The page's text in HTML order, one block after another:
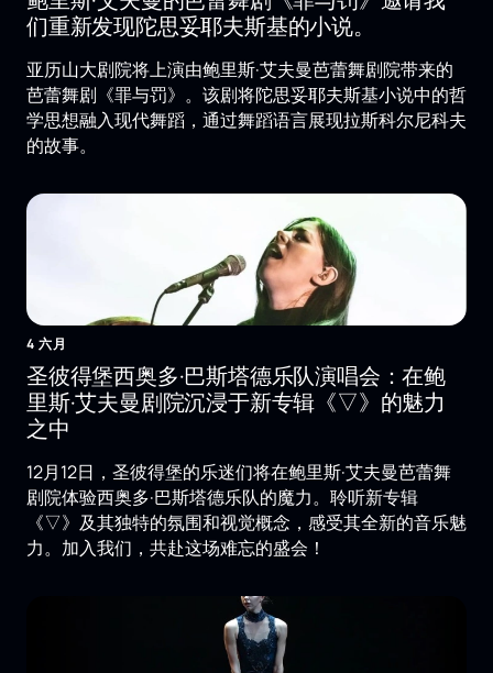
们重新发现陀思妥耶夫斯基的小说。
亚历山大剧院将上演由鲍里斯·艾夫曼芭蕾舞剧院带来的
芭蕾舞剧《罪与罚》。该剧将陀思妥耶夫斯基小说中的哲
学思想融入现代舞蹈，通过舞蹈语言展现拉斯科尔尼科夫
的故事。
4 六月
圣彼得堡西奥多·巴斯塔德乐队演唱会：在鲍
里斯·艾夫曼剧院沉浸于新专辑《▽》的魅力
之中
12月12日，圣彼得堡的乐迷们将在鲍里斯·艾夫曼芭蕾舞
剧院体验西奥多·巴斯塔德乐队的魔力。聆听新专辑
《▽》及其独特的氛围和视觉概念，感受其全新的音乐魅
力。加入我们，共赴这场难忘的盛会！